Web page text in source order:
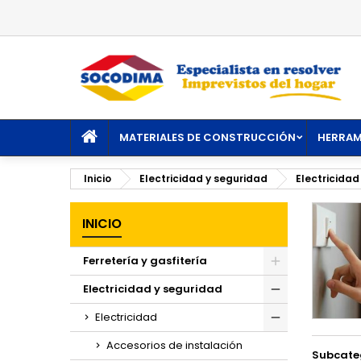
INICIOMATERIALES DE CONSTRUCCIÓN
Inicio Electricidad y seguridad Electricidad
INICIO
Ferretería y gasfitería
Toggle
Electricidad y seguridad
Toggle
Electricidad
Toggle
Accesorios de instalación